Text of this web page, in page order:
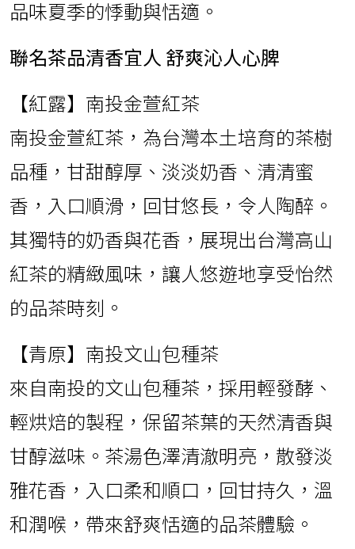
品味夏季的悸動與恬適。
聯名茶品清香宜人 舒爽沁人心脾
【紅露】南投金萱紅茶
南投金萱紅茶，為台灣本土培育的茶樹
品種，甘甜醇厚、淡淡奶香、清清蜜
香，入口順滑，回甘悠長，令人陶醉。
其獨特的奶香與花香，展現出台灣高山
紅茶的精緻風味，讓人悠遊地享受怡然
的品茶時刻。
【青原】南投文山包種茶
來自南投的文山包種茶，採用輕發酵、
輕烘焙的製程，保留茶葉的天然清香與
甘醇滋味。茶湯色澤清澈明亮，散發淡
雅花香，入口柔和順口，回甘持久，溫
和潤喉，帶來舒爽恬適的品茶體驗。